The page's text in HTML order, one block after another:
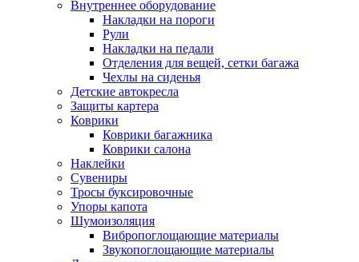
Внутреннее оборудование
Накладки на пороги
Рули
Накладки на педали
Отделения для вещей, сетки багажа
Чехлы на сиденья
Детские автокресла
Защиты картера
Коврики
Коврики багажника
Коврики салона
Наклейки
Сувениры
Тросы буксировочные
Упоры капота
Шумоизоляция
Вибропоглощающие материалы
Звукопоглощающие материалы